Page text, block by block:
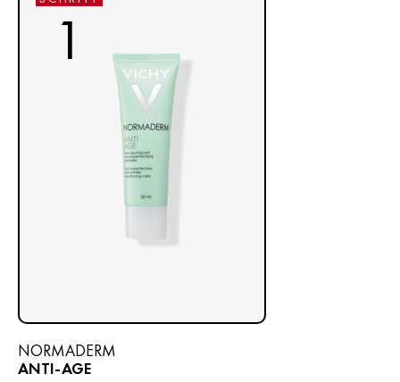
1
NORMADERM
ANTI-AGE